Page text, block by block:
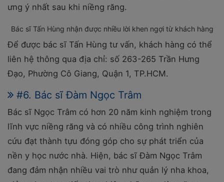
ưng ý nhất sau khi niềng răng.
Bác sĩ Tấn Hùng nhận được nhiều lời khen ngợi từ khách hàng
Để được bác sĩ Tấn Hùng tư vấn, khách hàng có thể
liên hệ thông qua địa chỉ: số 263-265 Trần Hưng
Đạo, Phường Cô Giang, Quận 1, TP.HCM.
#6. Bác sĩ Đàm Ngọc Trâm
Bác sĩ Ngọc Trâm có hơn 20 năm kinh nghiệm trong
lĩnh vực niềng răng và có nhiều công trình nghiên
cứu đạt thành tựu đóng góp cho sự phát triển của
nền y học nước nhà. Hiện, bác sĩ Đàm Ngọc Trâm
đang đảm nhận nhiều vai trò như quản lý nha khoa,